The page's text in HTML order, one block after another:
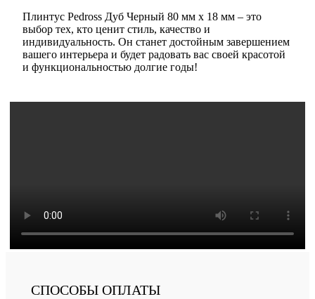
Плинтус Pedross Дуб Черный 80 мм х 18 мм – это
выбор тех, кто ценит стиль, качество и
индивидуальность. Он станет достойным завершением
вашего интерьера и будет радовать вас своей красотой
и функциональностью долгие годы!
СПОСОБЫ ОПЛАТЫ